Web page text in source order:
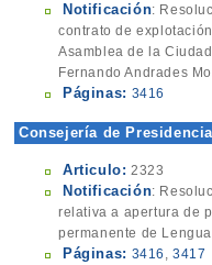
Notificación:
contrato de
Asamblea de la
Fernando Andrades
Páginas: 3416
Consejería de
Articulo: 2323
Notificación:
relativa a apertura de
permanente de
Páginas: 3416 ,3417